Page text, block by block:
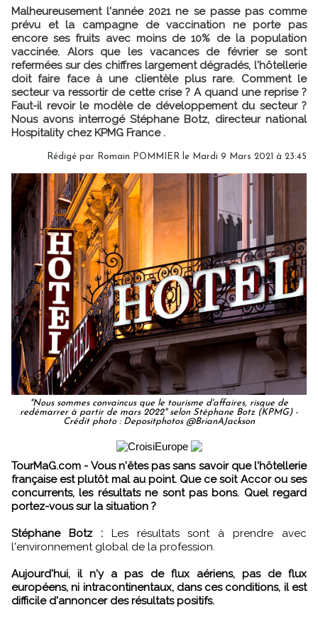
Malheureusement l'année 2021 ne se passe pas comme
prévu et la campagne de vaccination ne porte pas
encore ses fruits avec moins de 10% de la population
vaccinée. Alors que les vacances de février se sont
refermées sur des chiffres largement dégradés, l'hôtellerie
doit faire face à une clientèle plus rare. Comment le
secteur va ressortir de cette crise ? A quand une reprise ?
Faut-il revoir le modèle de développement du secteur ?
Nous avons interrogé Stéphane Botz, directeur national
Hospitality chez KPMG France .
Rédigé par Romain POMMIER le Mardi 9 Mars 2021 à 23:45
"Nous sommes convaincus que le tourisme d'affaires, risque de
redémarrer à partir de mars 2022" selon Stéphane Botz (KPMG) -
Crédit photo : Depositphotos @BrianAJackson
TourMaG.com - Vous n'êtes pas sans savoir que l'hôtellerie
française est plutôt mal au point. Que ce soit Accor ou ses
concurrents, les résultats ne sont pas bons. Quel regard
portez-vous sur la situation ?
Stéphane Botz :Les résultats sont à prendre avec
l'environnement global de la profession.
Aujourd'hui, il n'y a pas de flux aériens, pas de flux
européens, ni intracontinentaux, dans ces conditions, il est
difficile d'annoncer des résultats positifs.